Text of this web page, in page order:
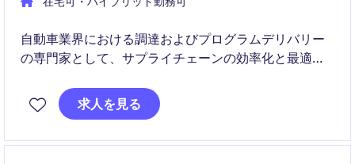
自動車業界における調達およびプログラムデリバリー
の専門家として、サプライチェーンの効率化と最適化
える重要なポジションで、業界の知識と調整能力を活
かしてください。
求人を見る